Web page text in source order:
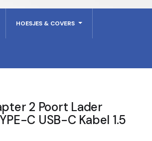
HOESJES & COVERS
2 Poort Lader
C USB-C Kabel 1.5